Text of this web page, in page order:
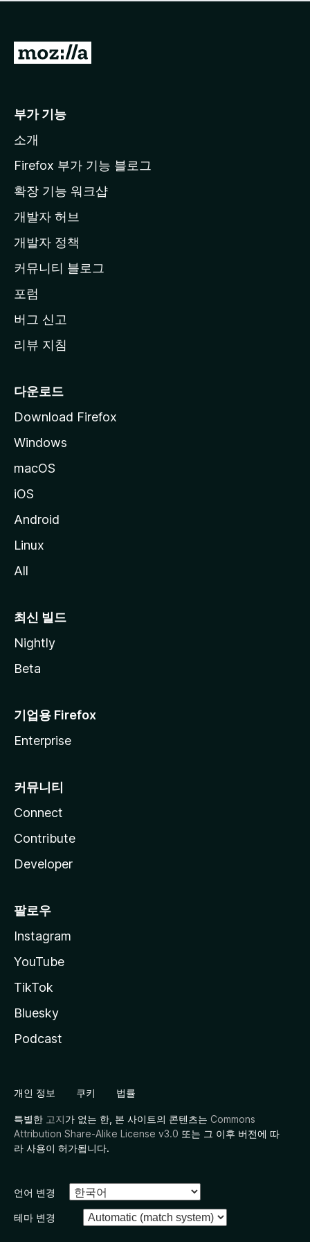
점
습
니
M
l
a
페
이
지
이
동
부가 기능
소개
Firefox 부가 기능 블로그
확장 기능 워크샵
개발자 허브
개발자 정책
커뮤니티 블로그
포럼
버그 신고
리뷰 지침
다운로드
Download Firefox
Windows
macOS
iOS
Android
Linux
All
최신 빌드
Nightly
Beta
기업용 Firefox
Enterprise
커뮤니티
Connect
Contribute
Developer
팔로우
Instagram
YouTube
TikTok
Bluesky
Podcast
개인 정보 쿠키 법률
특별한 고지가 없는 한, 본 사이트의 콘텐츠는 Commons
Attribution Share-Alike License v3.0 또는 그 이후 버전에 따
라 사용이 허가됩니다.
언어 변경
테마 변경